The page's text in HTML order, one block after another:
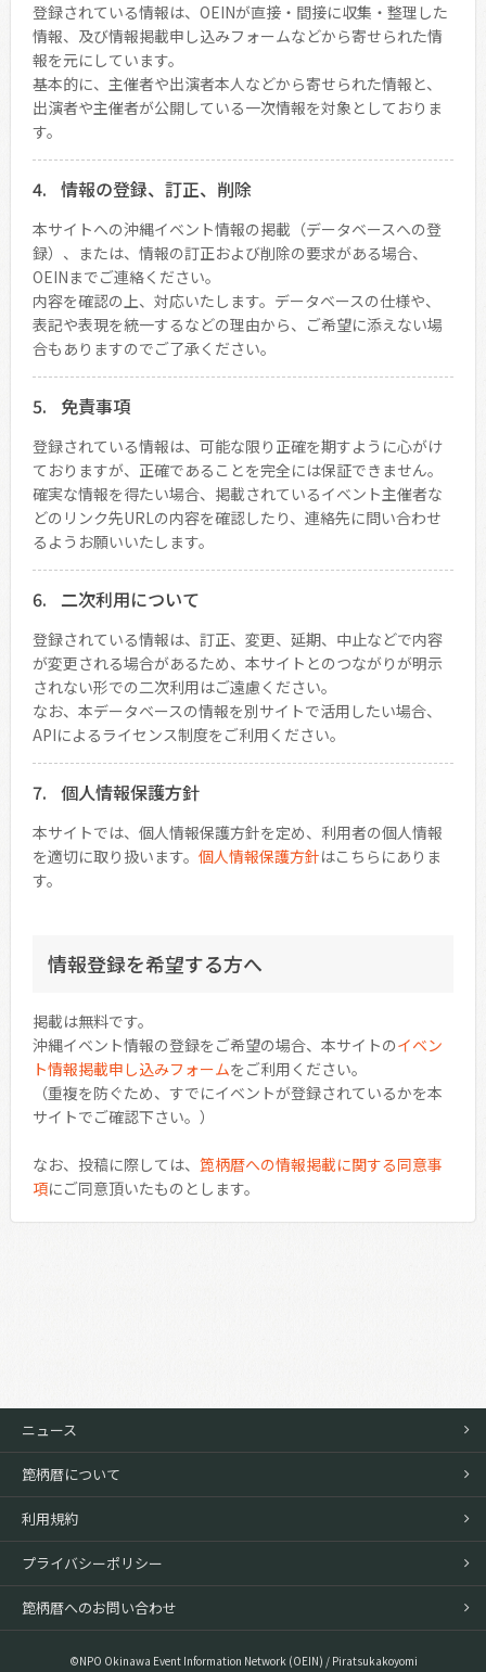
登録されている情報は、OEINが直接・間接に収集・整理した
情報、及び情報掲載申し込みフォームなどから寄せられた情
報を元にしています。
基本的に、主催者や出演者本人などから寄せられた情報と、
出演者や主催者が公開している一次情報を対象としておりま
す。
情報の登録、訂正、削除
本サイトへの沖縄イベント情報の掲載（データベースへの登
録）、または、情報の訂正および削除の要求がある場合、
OEINまでご連絡ください。
内容を確認の上、対応いたします。データベースの仕様や、
表記や表現を統一するなどの理由から、ご希望に添えない場
合もありますのでご了承ください。
免責事項
登録されている情報は、可能な限り正確を期すように心がけ
ておりますが、正確であることを完全には保証できません。
確実な情報を得たい場合、掲載されているイベント主催者な
どのリンク先URLの内容を確認したり、連絡先に問い合わせ
るようお願いいたします。
二次利用について
登録されている情報は、訂正、変更、延期、中止などで内容
が変更される場合があるため、本サイトとのつながりが明示
されない形での二次利用はご遠慮ください。
なお、本データベースの情報を別サイトで活用したい場合、
APIによるライセンス制度をご利用ください。
個人情報保護方針
本サイトでは、個人情報保護方針を定め、利用者の個人情報
を適切に取り扱います。 個人情報保護方針はこちらにありま
す。
情報登録を希望する方へ
掲載は無料です。
沖縄イベント情報の登録をご希望の場合、本サイトのイベン
ト情報掲載申し込みフォームをご利用ください。
（重複を防ぐため、すでにイベントが登録されているかを本
サイトでご確認下さい。）
なお、投稿に際しては、 箆柄暦への情報掲載に関する同意事
項にご同意頂いたものとします。
ニュース
箆柄暦について
利用規約
プライバシーポリシー
箆柄暦へのお問い合わせ
©NPO Okinawa Event Information Network (OEIN) / Piratsukakoyomi